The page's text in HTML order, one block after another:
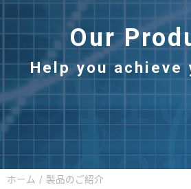
Our
Help you achieve
ホーム 製品のご紹介